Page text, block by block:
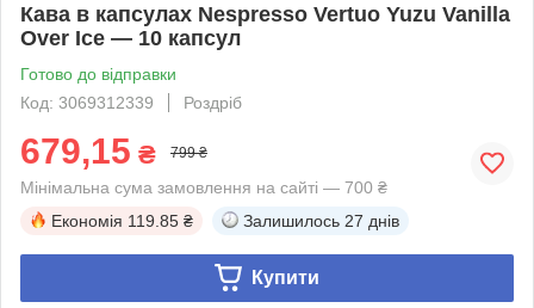
Кава в капсулах Nespresso Vertuo Yuzu Vanilla
Over Ice — 10 капсул
Готово до відправки
Код: 3069312339
Роздріб
679,15 ₴ 799 ₴
Мінімальна сума замовлення на сайті — 700 ₴
Економія 119.85 ₴ Залишилось 27 днів
Купити